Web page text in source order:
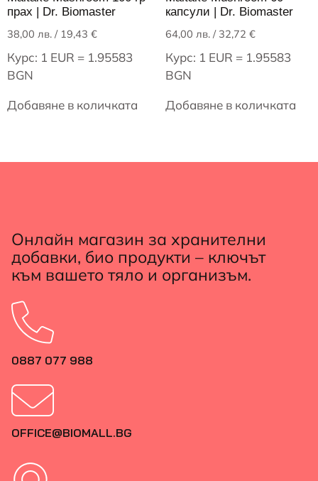
прах | Dr. Biomaster
38,00 лв. / 19,43 €
Курс: 1 EUR = 1.95583
BGN
Добавяне в количката
капсули | Dr. Biomaster
64,00 лв./ 32,72 €
Курс: 1 EUR = 1.95583
BGN
Добавяне в количката
Онлайн магазин за хранителни
добавки, био продукти – ключът
към вашето тяло и организъм.
0887 077 988
OFFICE@BIOMALL.BG